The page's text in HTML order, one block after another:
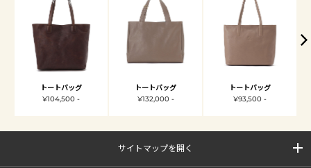
トートバッグ
¥104,500 -
トートバッグ
¥132,000 -
トートバッグ
¥93,500 -
サイトマップを開く